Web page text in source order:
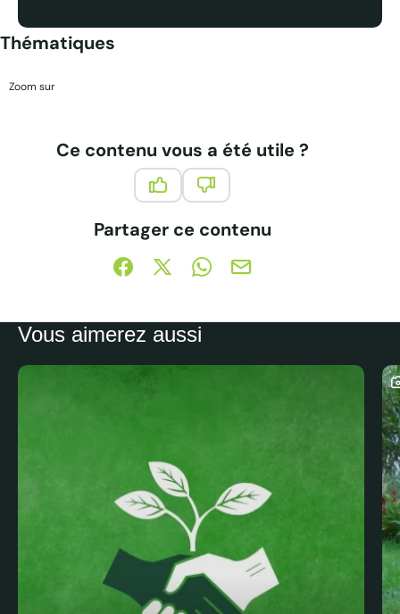
Thématiques
Zoom sur
Ce contenu vous a été utile ?
Partager ce contenu
Partager sur Facebook (nouvelle fenêtre)
Partager sur X / Twitter (nouvelle
Partager sur WhatsApp
Partager par mail
Vous aimerez aussi